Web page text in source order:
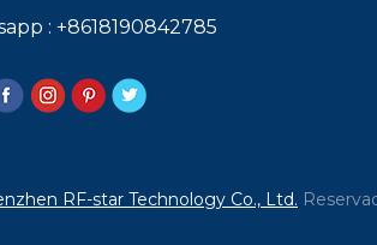
: +8618190842785
RF-star Technology Co., Ltd.